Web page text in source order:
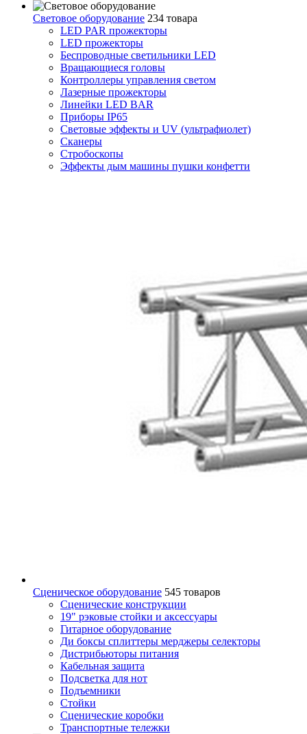
Световое оборудование 234 товара
LED PAR прожекторы
LED прожекторы
Беспроводные светильники LED
Вращающиеся головы
Контроллеры управления светом
Лазерные прожекторы
Линейки LED BAR
Приборы IP65
Световые эффекты и UV (ультрафиолет)
Сканеры
Стробоскопы
Эффекты дым машины пушки конфетти
Сценическое оборудование 545 товаров
Сценические конструкции
19" рэковые стойки и аксесcуары
Гитарное оборудование
Ди боксы сплиттеры мерджеры селекторы
Дистрибьюторы питания
Кабельная защита
Подсветка для нот
Подъемники
Стойки
Сценические коробки
Транспортные тележки